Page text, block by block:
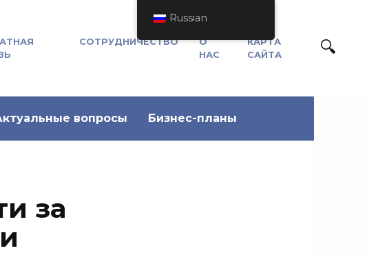
СОТРУДНИЧЕСТВО
О
НАС
КАРТА
САЙТА
вопросы Бизнес-планы
за
Russian